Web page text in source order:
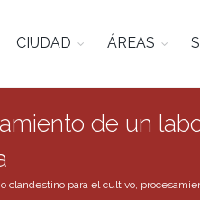
CIUDAD ÁREAS
de un
clandestino para el cultivo,